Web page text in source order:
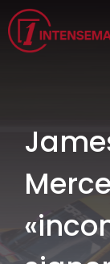
Aller
au
contenu